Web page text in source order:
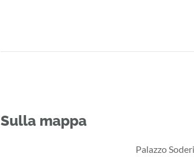
Sulla mappa